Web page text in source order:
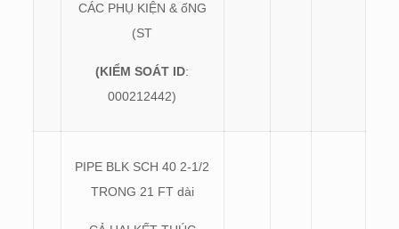
CÁC PHỤ KIỆN & ốNG
(ST
(KIỂM SOÁT ID:
000212442)
PIPE BLK SCH 40 2-1/2
TRONG 21 FT dài